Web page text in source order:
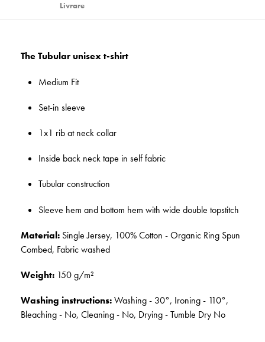
Livrare
The Tubular unisex t-shirt
Medium Fit
Set-in sleeve
1x1 rib at neck collar
Inside back neck tape in self fabric
Tubular construction
Sleeve hem and bottom hem with wide double topstitch
Material: Single Jersey, 100% Cotton - Organic Ring Spun
Combed, Fabric washed
Weight: 150 g/m²
Washing instructions:Washing - 30°, Ironing - 110°,
Bleaching - No, Cleaning - No, Drying - Tumble Dry No